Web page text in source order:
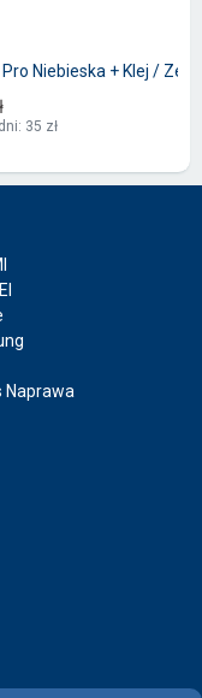
Niebieska + Klej /
35 zł
Naprawa